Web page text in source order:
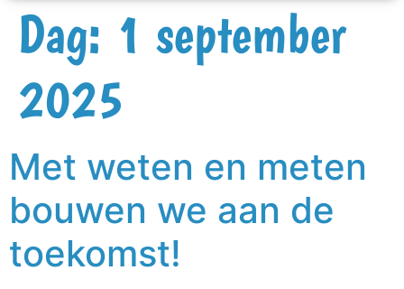
Dag: 1 september
2025
Met weten en meten
bouwen we aan de
toekomst!